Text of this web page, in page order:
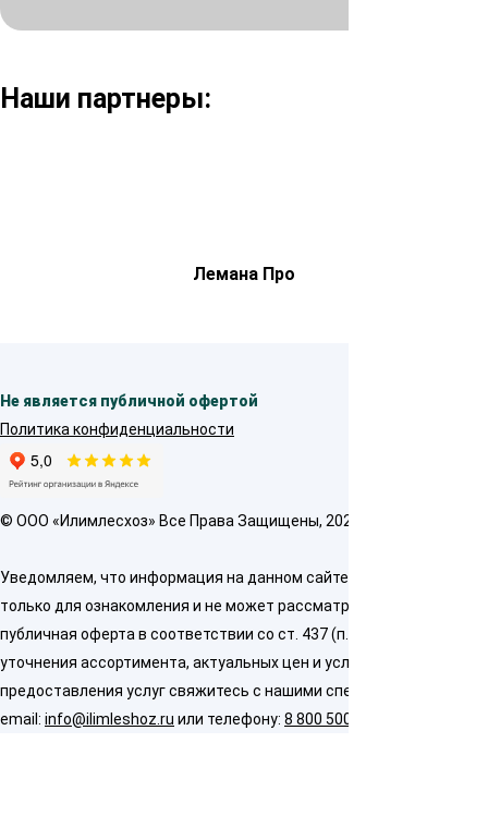
Наши партнеры:
Лемана Про
Не является публичной офертой
Политика конфиденциальности
© OOO «Илимлесхоз» Все Права Защищены, 2026
Уведомляем, что информация на данном сайте предназначена
только для ознакомления и не может рассматриваться как
публичная оферта в соответствии со ст. 437 (п. 2) ГК РФ. Для
уточнения ассортимента, актуальных цен и условий
предоставления услуг свяжитесь с нашими специалистами по
email: info@ilimleshoz.ru или телефону: 8 800 500 5437